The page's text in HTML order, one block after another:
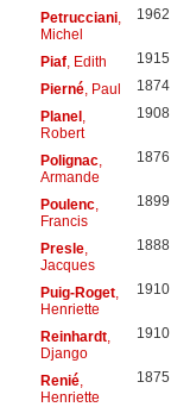
Petrucciani,
Michel
1962
Piaf, Edith 1915
Pierné, Paul 1874
Planel,
Robert
1908
Polignac,
Armande
1876
Poulenc,
Francis
1899
Presle,
Jacques
1888
Puig-Roget,
Henriette
1910
Reinhardt,
Django
1910
Renié,
Henriette
1875